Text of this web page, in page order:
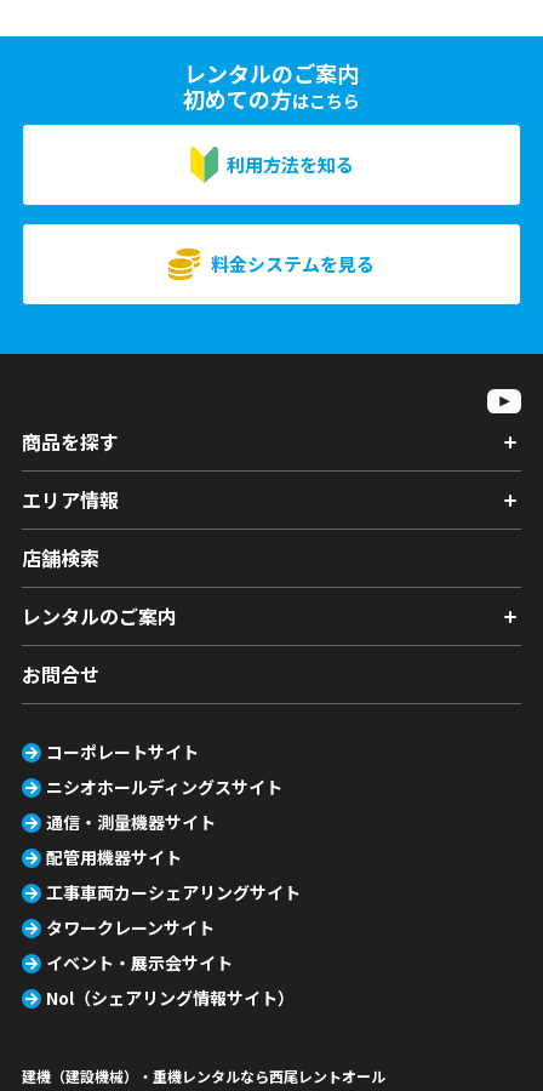
レンタルのご案内
初めての方はこちら
利用方法を知る
料金システムを見る
商品を探す
エリア情報
店舗検索
レンタルのご案内
お問合せ
コーポレートサイト
ニシオホールディングスサイト
通信・測量機器サイト
配管用機器サイト
工事車両カーシェアリングサイト
タワークレーンサイト
イベント・展示会サイト
Nol（シェアリング情報サイト）
建機（建設機械）・重機レンタルなら西尾レントオール